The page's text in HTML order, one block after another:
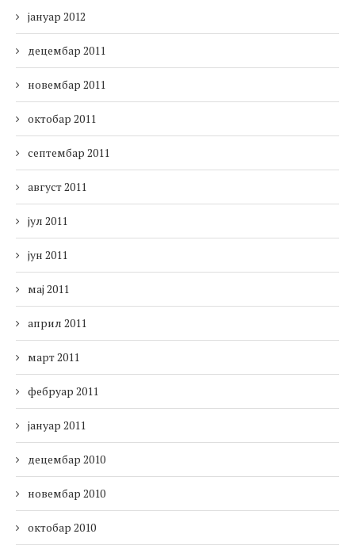
јануар 2012
децембар 2011
новембар 2011
октобар 2011
септембар 2011
август 2011
јул 2011
јун 2011
мај 2011
април 2011
март 2011
фебруар 2011
јануар 2011
децембар 2010
новембар 2010
октобар 2010